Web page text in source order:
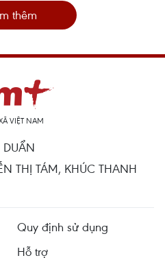
thêm
VIỆT NAM
DUẨN
THỊ TÁM, KHÚC THANH
Quy định sử dụng
Hỗ trợ